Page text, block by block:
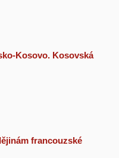
Kosovo. Kosovská
francouzské